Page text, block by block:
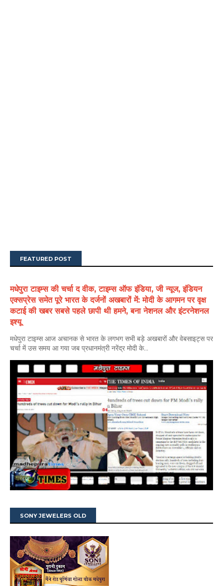
FEATURED POST
मधेपुरा टाइम्स की चर्चा द वीक, टाइम्स ऑफ इंडिया, जी न्यूज, इंडियन
एक्सप्रेस समेत पूरे भारत के दर्जनों अखबारों में: मोदी के आगमन पर वृक्ष
कटाई की खबर सबसे पहले छापी थी हमने, बना नेशनल और इंटरनेशनल
इश्यू
मधेपुरा टाइम्स आज अचानक से भारत के लगभग सभी बड़े अखबारों और वेबसाइट्स पर
चर्चा में उस समय आ गया जब प्रधानमंत्री नरेंद्र मोदी के...
SONY JEWELERS OLD